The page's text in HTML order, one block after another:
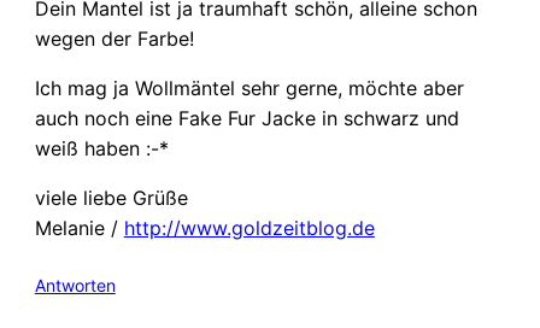
Dein Mantel ist ja traumhaft schön, alleine schon
wegen der Farbe!
Ich mag ja Wollmäntel sehr gerne, möchte aber
auch noch eine Fake Fur Jacke in schwarz und
weiß haben :-*
viele liebe Grüße
Melanie / http://www.goldzeitblog.de
Antworten